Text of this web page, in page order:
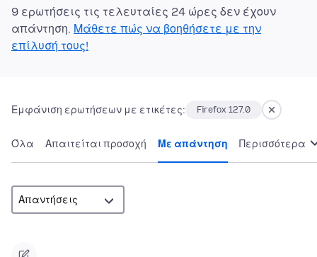
9 ερωτήσεις τις τελευταίες 24 ώρες δεν έχουν
απάντηση. Μάθετε πώς να βοηθήσετε με την
επίλυσή τους!
Εμφάνιση ερωτήσεων με ετικέτες: Firefox 127.0
Όλα Απαιτείται προσοχή Με απάντηση Περισσότερα